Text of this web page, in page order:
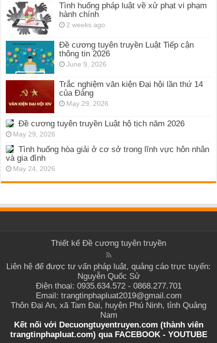
Tình huống pháp luật về xử phạt vi phạm
hành chính
2 weeks ago
Đề cương tuyên truyền Luật Tiếp cận
thông tin 2026
June 9, 2026
Trắc nghiệm văn kiện Đại hội lần thứ 14
của Đảng
May 29, 2026
Đề cương tuyên truyền Luật hộ tịch năm 2026
May 29, 2026
Tình huống hòa giải ở cơ sở trong lĩnh vực hôn nhân
và gia đình
May 24, 2026
Thiết kế Đề cương tuyên truyền
Liên hệ để được tư vấn pháp luật, quảng cáo trực tuyến:
Nguyễn Quốc Sử
Điện thoại: 0935.634.572 - 0868.277.701
Email: trangtinphapluat2019@gmail.com
Thôn Đại An, xã Tam Đại, huyện Phú Ninh, tỉnh Quảng
Nam
Kết nối với Decuongtuyentruyen.com (thành viên
trangtinphapluat.com) quaFACEBOOK- YOUTUBE